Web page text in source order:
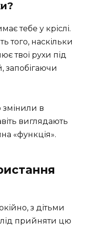
тебе у кріслі.
того, наскільки
твої рухи під
запобігаючи
змінили в
виглядають
«функція».
з дітьми
прийняти цю